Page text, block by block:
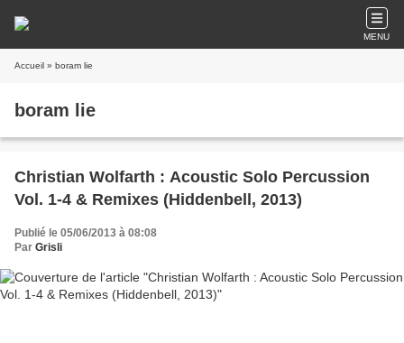
MENU
Accueil » boram lie
boram lie
Christian Wolfarth : Acoustic Solo Percussion
Vol. 1-4 & Remixes (Hiddenbell, 2013)
Publié le 05/06/2013 à 08:08
Par Grisli